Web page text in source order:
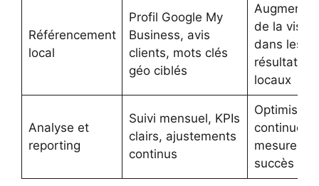
Référencement
local
Profil Google My
Business, avis
clients, mots clés
géo ciblés
de la
dans les
résultats
locaux
Analyse et
reporting
Suivi mensuel, KPIs
clairs, ajustements
continus
continue et
mesure du
succès